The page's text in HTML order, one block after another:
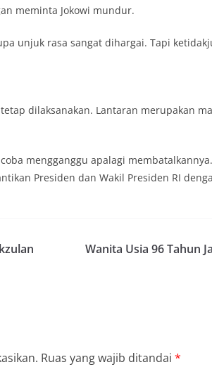
meminta Jokowi mundur.
unjuk rasa sangat dihargai. Tapi
dilaksanakan. Lantaran merupakan
mengganggu apalagi
Presiden dan Wakil Presiden RI
Wanita Usia 96 Tahun
Ruas yang wajib ditandai *